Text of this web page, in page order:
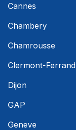
Cannes
Chambery
Chamrousse
Clermont-Ferrand
Dijon
GAP
Geneve